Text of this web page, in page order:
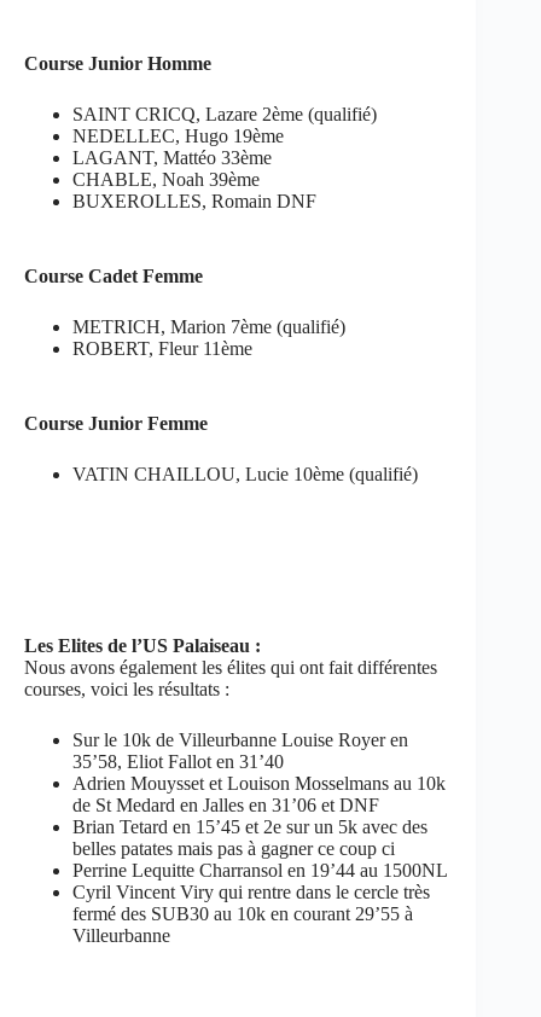
Course Junior Homme
SAINT CRICQ, Lazare 2ème (qualifié)
NEDELLEC, Hugo 19ème
LAGANT, Mattéo 33ème
CHABLE, Noah 39ème
BUXEROLLES, Romain DNF
Course Cadet Femme
METRICH, Marion 7ème (qualifié)
ROBERT, Fleur 11ème
Course Junior Femme
VATIN CHAILLOU, Lucie 10ème (qualifié)
Les Elites de l’US Palaiseau :
Nous avons également les élites qui ont fait différentes
courses, voici les résultats :
Sur le 10k de Villeurbanne Louise Royer en
35’58, Eliot Fallot en 31’40
Adrien Mouysset et Louison Mosselmans au 10k
de St Medard en Jalles en 31’06 et DNF
Brian Tetard en 15’45 et 2e sur un 5k avec des
belles patates mais pas à gagner ce coup ci
Perrine Lequitte Charransol en 19’44 au 1500NL
Cyril Vincent Viry qui rentre dans le cercle très
fermé des SUB30 au 10k en courant 29’55 à
Villeurbanne